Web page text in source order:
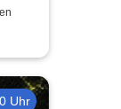
Uhr